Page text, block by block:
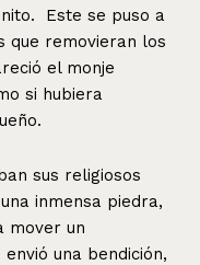
Este se puso a
que removieran los
el monje
si hubiera
sus religiosos
inmensa piedra,
mover un
una bendición,